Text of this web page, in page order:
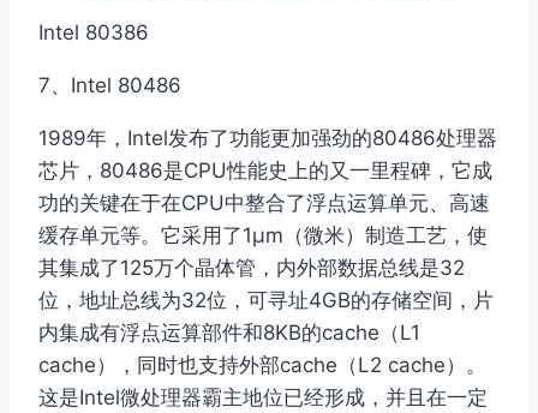
Intel 80386
7、Intel 80486
1989年，Intel发布了功能更加强劲的80486处理器
芯片，80486是CPU性能史上的又一里程碑，它成
功的关键在于在CPU中整合了浮点运算单元、高速
缓存单元等。它采用了1μm（微米）制造工艺，使
其集成了125万个晶体管，内外部数据总线是32
位，地址总线为32位，可寻址4GB的存储空间，片
内集成有浮点运算部件和8KB的cache（L1
cache），同时也支持外部cache（L2 cache）。
这是Intel微处理器霸主地位已经形成，并且在一定